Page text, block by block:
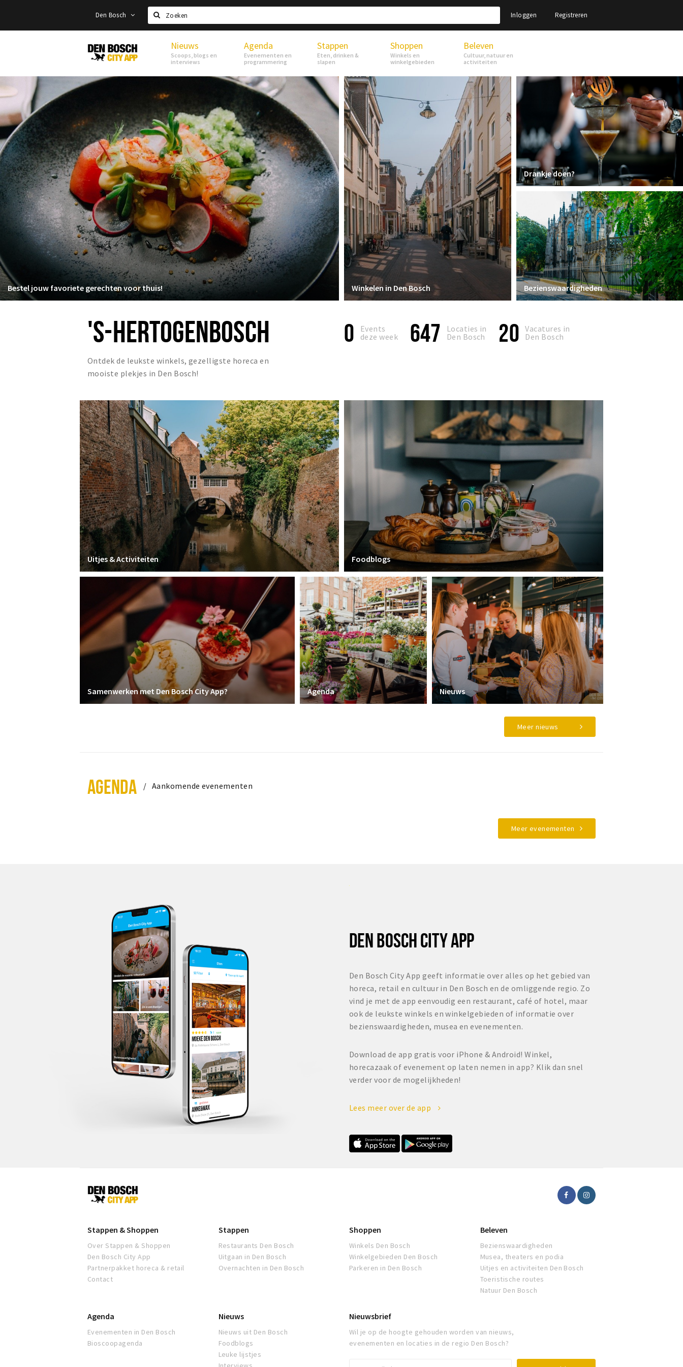
Den Bosch
Zoeken
Inloggen Registreren
Den
Bosch
Nieuws
Scoops, blogs en
interviews
Agenda
Evenementen en
programmering
Stappen
Eten, drinken &
slapen
Shoppen
Winkels en
winkelgebieden
Beleven
Cultuur, natuur en
activiteiten
Bestel jouw favoriete gerechten voor thuis! Winkelen in Den Bosch
Drankje doen?
Bezienswaardigheden
'S-HERTOGENBOSCH
Ontdek de leukste winkels, gezelligste horeca en
mooiste plekjes in Den Bosch!
0
Events
deze week
647
Locaties in
Den Bosch
20
Vacatures in
Den Bosch
Uitjes & Activiteiten Foodblogs
Samenwerken met Den Bosch City App? Agenda Nieuws
Meer nieuws
AGENDA Aankomende evenementen
Meer evenementen
DEN BOSCH CITY APP
Den Bosch City App geeft informatie over alles op het gebied van
horeca, retail en cultuur in Den Bosch en de omliggende regio. Zo
vind je met de app eenvoudig een restaurant, café of hotel, maar
ook de leukste winkels en winkelgebieden of informatie over
bezienswaardigheden, musea en evenementen.
Download de app gratis voor iPhone & Android! Winkel,
horecazaak of evenement op laten nemen in app? Klik dan snel
verder voor de mogelijkheden!
Lees meer over de app
Den
Bosch
Stappen & Shoppen
Over Stappen & Shoppen
Den Bosch City App
Partnerpakket horeca & retail
Contact
Stappen
Restaurants Den Bosch
Uitgaan in Den Bosch
Overnachten in Den Bosch
Shoppen
Winkels Den Bosch
Winkelgebieden Den Bosch
Parkeren in Den Bosch
Beleven
Bezienswaardigheden
Musea, theaters en podia
Uitjes en activiteiten Den Bosch
Toeristische routes
Natuur Den Bosch
Agenda
Evenementen in Den Bosch
Bioscoopagenda
Nieuws
Nieuws uit Den Bosch
Foodblogs
Leuke lijstjes
Nieuwsbrief
Wil je op de hoogte gehouden worden van nieuws,
evenementen en locaties in de regio Den Bosch?